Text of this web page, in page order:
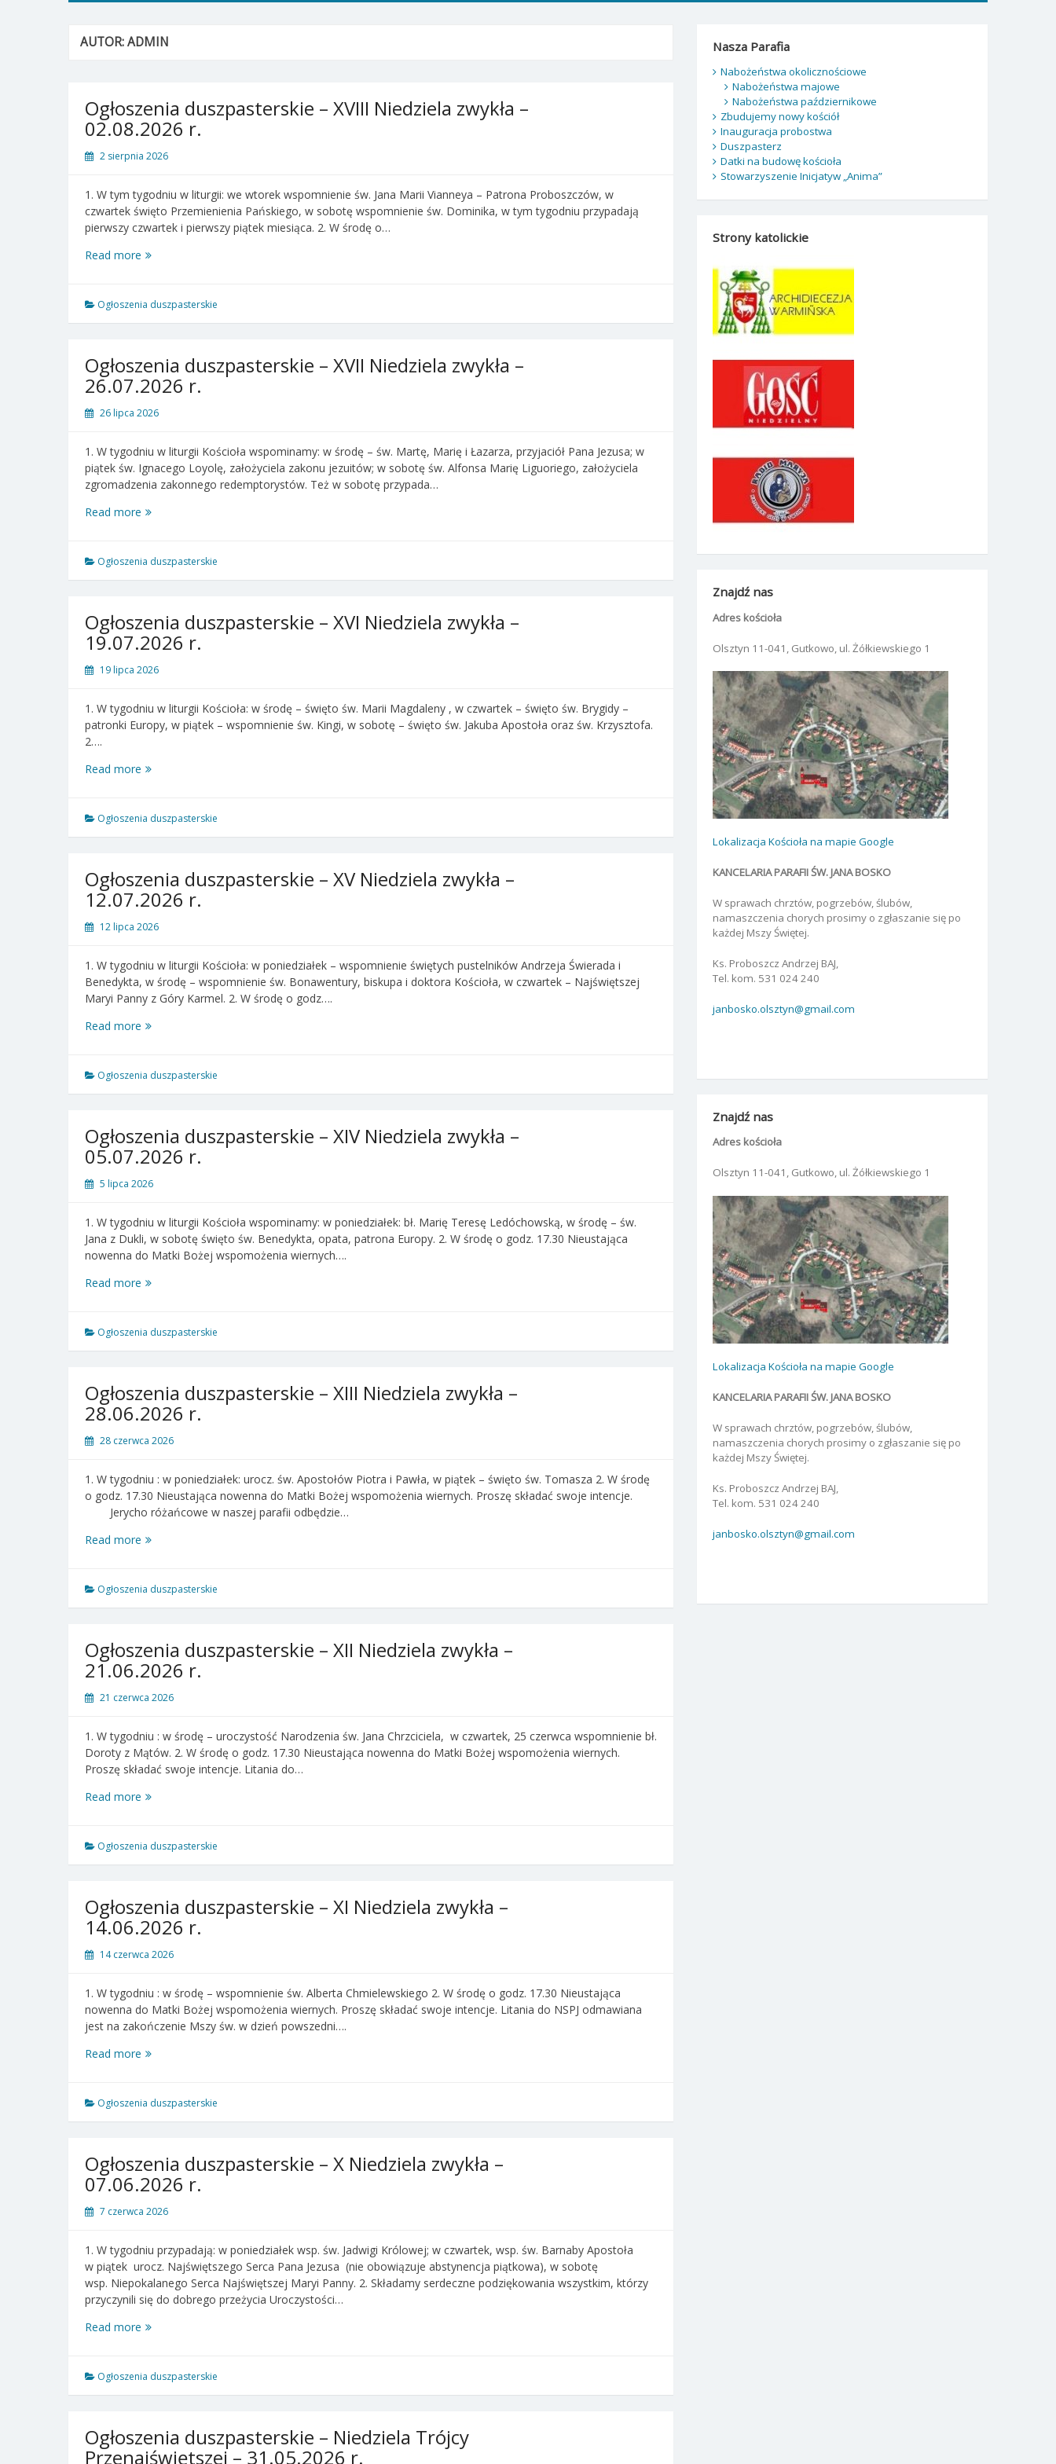
AUTOR:ADMIN
Ogłoszenia duszpasterskie – XVIII Niedziela zwykła –
02.08.2026 r.
2 sierpnia 2026
1. W tym tygodniu w liturgii: we wtorek wspomnienie św. Jana Marii Vianneya – Patrona Proboszczów, w
czwartek święto Przemienienia Pańskiego, w sobotę wspomnienie św. Dominika, w tym tygodniu przypadają
pierwszy czwartek i pierwszy piątek miesiąca. 2. W środę o…
Read more Ogłoszenia
XVIII
Niedziela
02.08.2026
r.
Ogłoszenia duszpasterskie
Ogłoszenia duszpasterskie – XVII Niedziela zwykła –
26.07.2026 r.
26 lipca 2026
1. W tygodniu w liturgii Kościoła wspominamy: w środę – św. Martę, Marię i Łazarza, przyjaciół Pana Jezusa; w
piątek św. Ignacego Loyolę, założyciela zakonu jezuitów; w sobotę św. Alfonsa Marię Liguoriego, założyciela
zgromadzenia zakonnego redemptorystów. Też w sobotę przypada…
Read more Ogłoszenia
XVII
Niedziela
26.07.2026
r.
Ogłoszenia duszpasterskie
Ogłoszenia duszpasterskie – XVI Niedziela zwykła –
19.07.2026 r.
19 lipca 2026
1. W tygodniu w liturgii Kościoła: w środę – święto św. Marii Magdaleny , w czwartek – święto św. Brygidy –
patronki Europy, w piątek – wspomnienie św. Kingi, w sobotę – święto św. Jakuba Apostoła oraz św. Krzysztofa.
2….
Read more Ogłoszenia
XVI
Niedziela
19.07.2026
r.
Ogłoszenia duszpasterskie
Ogłoszenia duszpasterskie – XV Niedziela zwykła –
12.07.2026 r.
12 lipca 2026
1. W tygodniu w liturgii Kościoła: w poniedziałek – wspomnienie świętych pustelników Andrzeja Świerada i
Benedykta, w środę – wspomnienie św. Bonawentury, biskupa i doktora Kościoła, w czwartek – Najświętszej
Maryi Panny z Góry Karmel. 2. W środę o godz….
Read more Ogłoszenia
XV
Niedziela
12.07.2026
r.
Ogłoszenia duszpasterskie
Ogłoszenia duszpasterskie – XIV Niedziela zwykła –
05.07.2026 r.
5 lipca 2026
1. W tygodniu w liturgii Kościoła wspominamy: w poniedziałek: bł. Marię Teresę Ledóchowską, w środę – św.
Jana z Dukli, w sobotę święto św. Benedykta, opata, patrona Europy. 2. W środę o godz. 17.30 Nieustająca
nowenna do Matki Bożej wspomożenia wiernych….
Read more Ogłoszenia
XIV
Niedziela
05.07.2026
r.
Ogłoszenia duszpasterskie
Ogłoszenia duszpasterskie – XIII Niedziela zwykła –
28.06.2026 r.
28 czerwca 2026
1. W tygodniu : w poniedziałek: urocz. św. Apostołów Piotra i Pawła, w piątek – święto św. Tomasza 2. W środę
o godz. 17.30 Nieustająca nowenna do Matki Bożej wspomożenia wiernych. Proszę składać swoje intencje.
Jerycho różańcowe w naszej parafii odbędzie…
Read more Ogłoszenia
XIII
Niedziela
28.06.2026
r.
Ogłoszenia duszpasterskie
Ogłoszenia duszpasterskie – XII Niedziela zwykła –
21.06.2026 r.
21 czerwca 2026
1. W tygodniu : w środę – uroczystość Narodzenia św. Jana Chrzciciela, w czwartek, 25 czerwca wspomnienie bł.
Doroty z Mątów. 2. W środę o godz. 17.30 Nieustająca nowenna do Matki Bożej wspomożenia wiernych.
Proszę składać swoje intencje. Litania do…
Read more Ogłoszenia
XII
Niedziela
21.06.2026
r.
Ogłoszenia duszpasterskie
Ogłoszenia duszpasterskie – XI Niedziela zwykła –
14.06.2026 r.
14 czerwca 2026
1. W tygodniu : w środę – wspomnienie św. Alberta Chmielewskiego 2. W środę o godz. 17.30 Nieustająca
nowenna do Matki Bożej wspomożenia wiernych. Proszę składać swoje intencje. Litania do NSPJ odmawiana
jest na zakończenie Mszy św. w dzień powszedni….
Read more Ogłoszenia
XI
Niedziela
14.06.2026
r.
Ogłoszenia duszpasterskie
Ogłoszenia duszpasterskie – X Niedziela zwykła –
07.06.2026 r.
7 czerwca 2026
1. W tygodniu przypadają: w poniedziałek wsp. św. Jadwigi Królowej; w czwartek, wsp. św. Barnaby Apostoła
w piątek urocz. Najświętszego Serca Pana Jezusa (nie obowiązuje abstynencja piątkowa), w sobotę
wsp. Niepokalanego Serca Najświętszej Maryi Panny. 2. Składamy serdeczne podziękowania wszystkim, którzy
przyczynili się do dobrego przeżycia Uroczystości…
Read more Ogłoszenia
X
Niedziela
07.06.2026
r.
Ogłoszenia duszpasterskie
Ogłoszenia duszpasterskie – Niedziela Trójcy
Przenajświętszej – 31.05.2026 r.
Nasza Parafia
Nabożeństwa okolicznościowe
Nabożeństwa majowe
Nabożeństwa październikowe
Zbudujemy nowy kościół
Inauguracja probostwa
Duszpasterz
Datki na budowę kościoła
Stowarzyszenie Inicjatyw „Anima”
Strony katolickie
Znajdź nas
Adres kościoła
Olsztyn 11-041, Gutkowo, ul. Żółkiewskiego 1
Lokalizacja Kościoła na mapie Google
KANCELARIA PARAFII ŚW. JANA BOSKO
W sprawach chrztów, pogrzebów, ślubów,
namaszczenia chorych prosimy o zgłaszanie się po
każdej Mszy Świętej.
Ks. Proboszcz Andrzej BAJ,
Tel. kom. 531 024 240
janbosko.olsztyn@gmail.com
Znajdź nas
Adres kościoła
Olsztyn 11-041, Gutkowo, ul. Żółkiewskiego 1
Lokalizacja Kościoła na mapie Google
KANCELARIA PARAFII ŚW. JANA BOSKO
W sprawach chrztów, pogrzebów, ślubów,
namaszczenia chorych prosimy o zgłaszanie się po
każdej Mszy Świętej.
Ks. Proboszcz Andrzej BAJ,
Tel. kom. 531 024 240
janbosko.olsztyn@gmail.com